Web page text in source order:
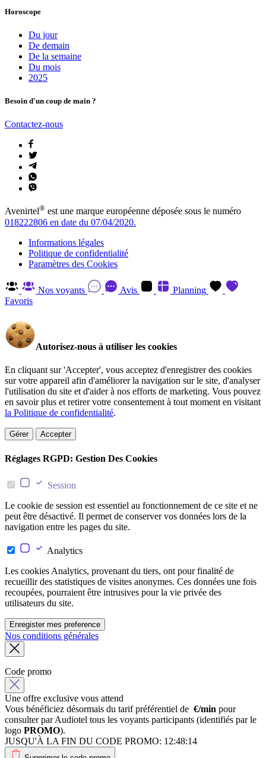
Horoscope
Du jour
De demain
De la semaine
Du mois
2025
Besoin d'un coup de main ?
Contactez-nous
Avenirtel® est une marque européenne déposée sous le numéro
018222806 en date du 07/04/2020.
Informations légales
Politique de confidentialité
Paramètres des Cookies
Nos voyants Avis
Planning
Favoris
Autorisez-nous à utiliser les cookies
En cliquant sur 'Accepter', vous acceptez d'enregistrer des cookies
sur votre appareil afin d'améliorer la navigation sur le site, d'analyser
l'utilisation du site et d'aider à nos efforts de marketing. Vous pouvez
en savoir plus et retirer votre consentement à tout moment en visitant
la Politique de confidentialité.
Gérer Accepter
Réglages RGPD: Gestion Des Cookies
Session
Le cookie de session est essentiel au fonctionnement de ce site et ne
peut être désactivé. Il permet de conserver vos données lors de la
navigation entre les pages du site.
Analytics
Les cookies Analytics, provenant du tiers, ont pour finalité de
recueillir des statistiques de visites anonymes. Ces données une fois
recoupées, pourraient être intrusives pour la vie privée des
utilisateurs du site.
Enregister mes preference
Nos conditions générales
Code promo
Une offre exclusive vous attend
Vous bénéficiez désormais du tarif préférentiel de €/min pour
consulter par Audiotel tous les voyants participants (identifiés par le
logo PROMO).
JUSQU'À LA FIN DU CODE PROMO: 12:48:14